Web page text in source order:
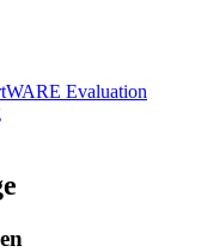
Evaluation